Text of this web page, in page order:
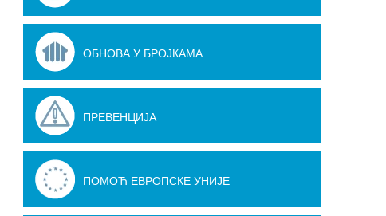
ОБНОВА У БРОЈКАМА
ПРЕВЕНЦИЈА
ПОМОЋ ЕВРОПСКЕ УНИЈЕ